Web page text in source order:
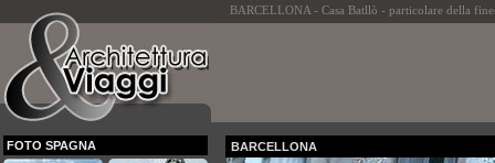
BARCELLONA - Casa Batllò - particolare della
FOTO SPAGNA BARCELLONA